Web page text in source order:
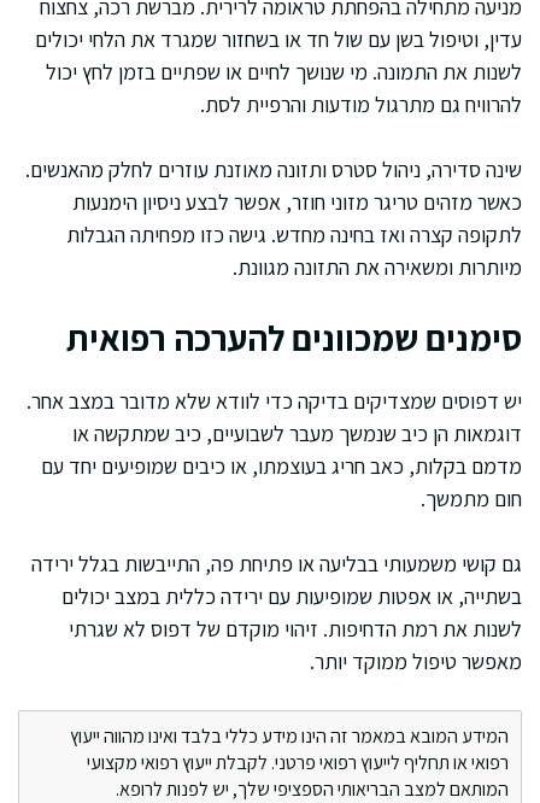
מניעה מתחילה בהפחתת טראומה לרירית. מברשת רכה, צחצוח
עדין, וטיפול בשן עם שול חד או בשחזור שמגרד את הלחי יכולים
לשנות את התמונה. מי שנושך לחיים או שפתיים בזמן לחץ יכול
להרוויח גם מתרגול מודעות והרפיית לסת.
שינה סדירה, ניהול סטרס ותזונה מאוזנת עוזרים לחלק מהאנשים.
כאשר מזהים טריגר מזוני חוזר, אפשר לבצע ניסיון הימנעות
לתקופה קצרה ואז בחינה מחדש. גישה כזו מפחיתה הגבלות
מיותרות ומשאירה את התזונה מגוונת.
סימנים שמכוונים להערכה רפואית
יש דפוסים שמצדיקים בדיקה כדי לוודא שלא מדובר במצב אחר.
דוגמאות הן כיב שנמשך מעבר לשבועיים, כיב שמתקשה או
מדמם בקלות, כאב חריג בעוצמתו, או כיבים שמופיעים יחד עם
חום מתמשך.
גם קושי משמעותי בבליעה או פתיחת פה, התייבשות בגלל ירידה
בשתייה, או אפטות שמופיעות עם ירידה כללית במצב יכולים
לשנות את רמת הדחיפות. זיהוי מוקדם של דפוס לא שגרתי
מאפשר טיפול ממוקד יותר.
המידע המובא במאמר זה הינו מידע כללי בלבד ואינו מהווה ייעוץ
רפואי או תחליף לייעוץ רפואי פרטני. לקבלת ייעוץ רפואי מקצועי
המותאם למצב הבריאותי הספציפי שלך, יש לפנות לרופא.